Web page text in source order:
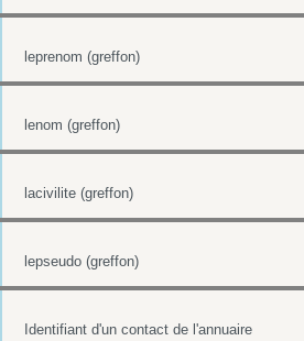
leprenom (greffon)
lenom (greffon)
lacivilite (greffon)
lepseudo (greffon)
Identifiant d'un contact de l'annuaire